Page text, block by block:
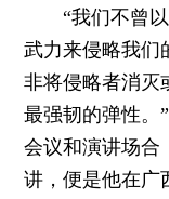
“我们不曾
武力来侵略我
非将侵略者消
最强韧的弹性。
会议和演讲场合
讲，便是他在广